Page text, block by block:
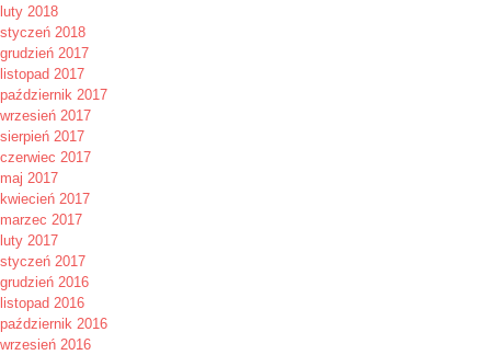
luty 2018
styczeń 2018
grudzień 2017
listopad 2017
październik 2017
wrzesień 2017
sierpień 2017
czerwiec 2017
maj 2017
kwiecień 2017
marzec 2017
luty 2017
styczeń 2017
grudzień 2016
listopad 2016
październik 2016
wrzesień 2016